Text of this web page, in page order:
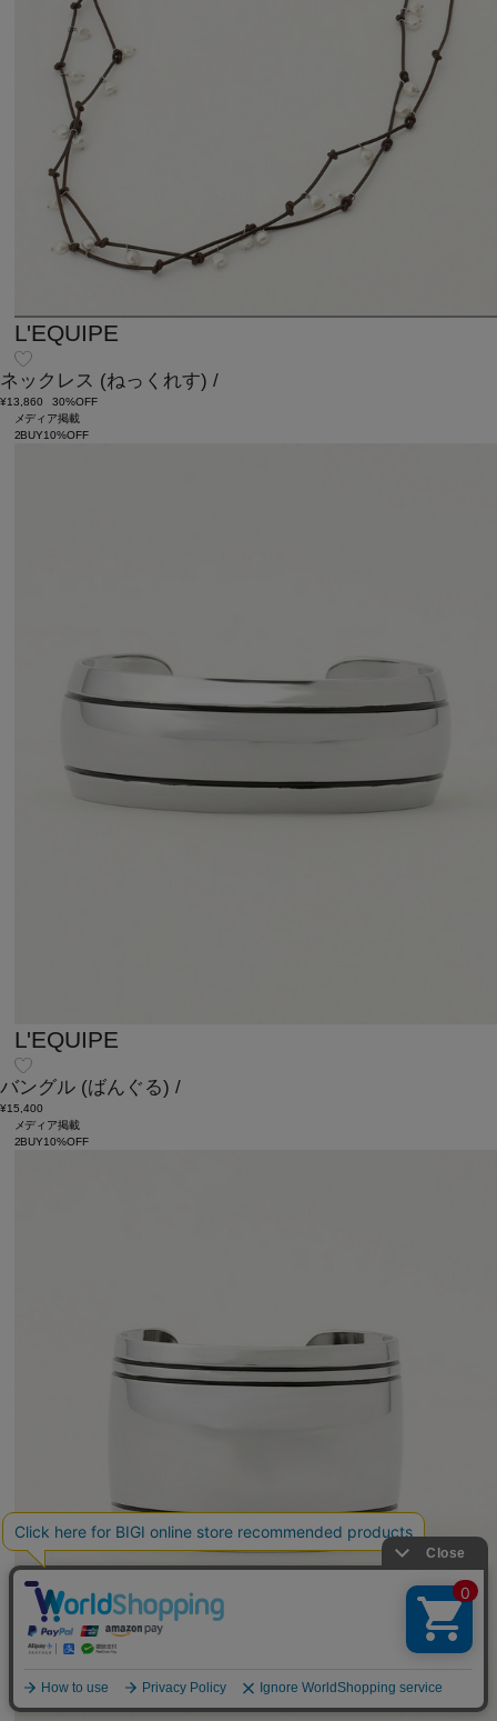
L'EQUIPE
ネックレス (ねっくれす) /
¥13,860
30%OFF
メディア掲載
2BUY10%OFF
L'EQUIPE
バングル (ばんぐる) /
¥15,400
メディア掲載
2BUY10%OFF